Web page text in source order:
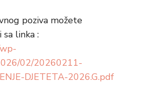
poziva možete
linka :
02/20260211-
DJETETA-2026.G.pdf